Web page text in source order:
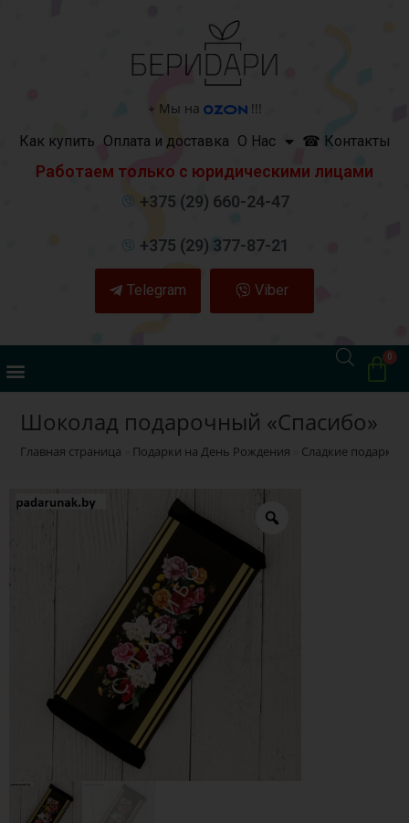
+ Мы на
!!!
Как купить Оплата и доставка О Нас ☎ Контакты
Работаем только с юридическими лицами
+375 (29) 660-24-47
+375 (29) 377-87-21
Telegram Viber
Шоколад подарочный «Спасибо»
Главная страница Подарки на День Рождения Сладкие подарки